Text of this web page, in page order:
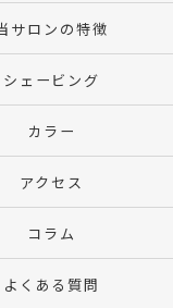
サロンの特徴
シェービング
カラー
アクセス
コラム
よくある質問